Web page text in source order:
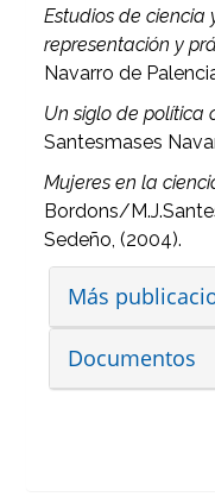
Estudios de ciencia
representación y
Navarro de
Un siglo de política
Santesmases
Mujeres en la
Bordons/
Sedeño, (2004).
Más
Documentos